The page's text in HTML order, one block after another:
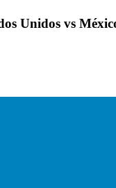
Unidos vs